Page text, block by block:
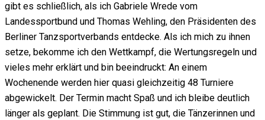
gibt es schließlich, als ich Gabriele Wrede vom
Landessportbund und Thomas Wehling, den Präsidenten des
Berliner Tanzsportverbands entdecke. Als ich mich zu ihnen
setze, bekomme ich den Wettkampf, die Wertungsregeln und
vieles mehr erklärt und bin beeindruckt: An einem
Wochenende werden hier quasi gleichzeitig 48 Turniere
abgewickelt. Der Termin macht Spaß und ich bleibe deutlich
länger als geplant. Die Stimmung ist gut, die Tänzerinnen und